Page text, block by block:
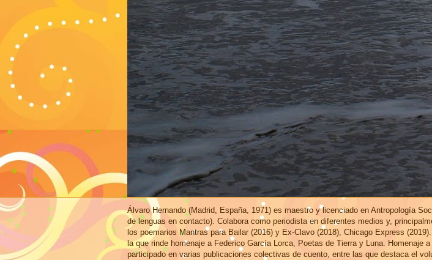
Álvaro Hernando (Madrid, España, 1971) es maestro y licenciado en Antropología
de lenguas en contacto). Colabora como periodista en diferentes medios y,
los poemarios Mantras para Bailar (2016) y Ex-Clavo (2018), Chicago Express
la que rinde homenaje a Federico García Lorca, Poetas de Tierra y Luna. Homenaje
participado en varias publicaciones colectivas de cuento, entre las que destaca el